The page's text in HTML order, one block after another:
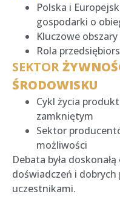
Polska i
gospodarki o
Kluczowe
Rola
SEKTOR
ŚRODOWISKU
Cykl życia
zamkniętym
Sektor
możliwości
Debata była
doświadczeń i
uczestnikami.